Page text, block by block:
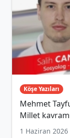
Köşe Yazıları
Mehmet
Millet
1 Haziran 2026